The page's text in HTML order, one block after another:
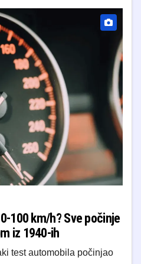
100 km/h? Sve počinje
iz 1940-ih
test automobila počinjao